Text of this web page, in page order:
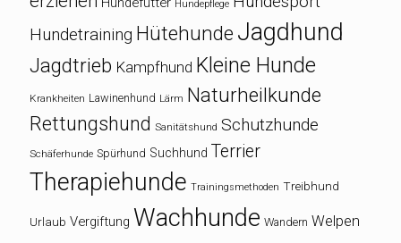
Hundepflege
Hundetraining Hütehunde Jagdhund
Jagdtrieb Kampfhund Kleine Hunde
Krankheiten Lawinenhund Lärm Naturheilkunde
Rettungshund Sanitätshund Schutzhunde
Schäferhunde Spürhund Suchhund Terrier
Therapiehunde Trainingsmethoden Treibhund
Urlaub Vergiftung Wachhunde Wandern Welpen